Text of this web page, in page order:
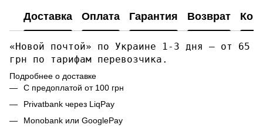
Доставка Оплата Гарантия Возврат
«Новой почтой» по Украине 1-3 дня — от 65
грн по тарифам перевозчика.
Подробнее о доставке
С предоплатой от 100 грн
Privatbank через LiqPay
Monobank или GooglePay